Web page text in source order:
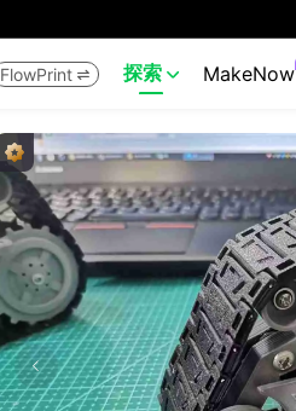
FlowPrint  探索  MakeNow